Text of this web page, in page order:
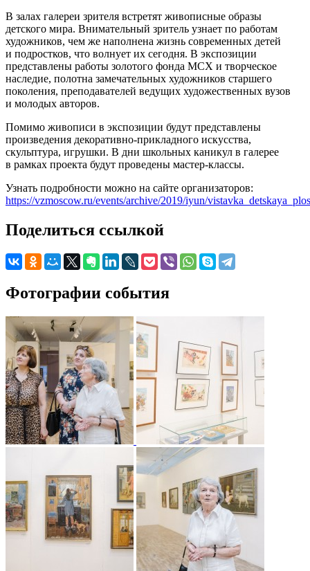
В залах галереи зрителя встретят живописные образы
детского мира. Внимательный зритель узнает по работам
художников, чем же наполнена жизнь современных детей
и подростков, что волнует их сегодня. В экспозиции
представлены работы золотого фонда МСХ и творческое
наследие, полотна замечательных художников старшего
поколения, преподавателей ведущих художественных вузов
и молодых авторов.
Помимо живописи в экспозиции будут представлены
произведения декоративно-прикладного искусства,
скульптура, игрушки. В дни школьных каникул в галерее
в рамках проекта будут проведены мастер-классы.
Узнать подробности можно на сайте организаторов:
https://vzmoscow.ru/events/archive/2019/iyun/
Поделиться ссылкой
Фотографии события